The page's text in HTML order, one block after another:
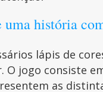
uma história
lápis de
O jogo consiste
as